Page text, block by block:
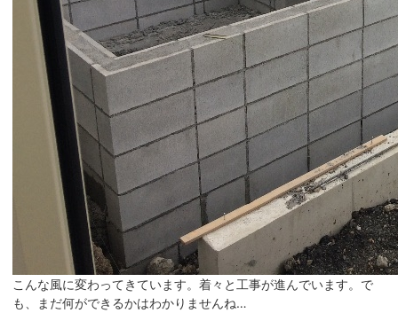
こんな風に変わってきています。着々と工事が進んでいます。で
も、まだ何ができるかはわかりませんね…